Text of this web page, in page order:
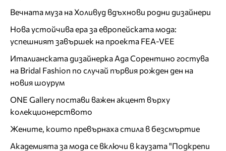
Вечната муза на Холивуд вдъхнови родни дизайнери
Нова устойчива ера за европейската мода:
успешният завършек на проекта FEA-VEE
Италианската дизайнерка Ада Сорентино гостува
на Bridal Fashion по случай първия рожден ден на
новия шоурум
ONE Gallery постави важен акцент върху
колекционерството
Жените, които превърнаха стила в безсмъртие
Академията за мода се включи в каузата "Подкрепи